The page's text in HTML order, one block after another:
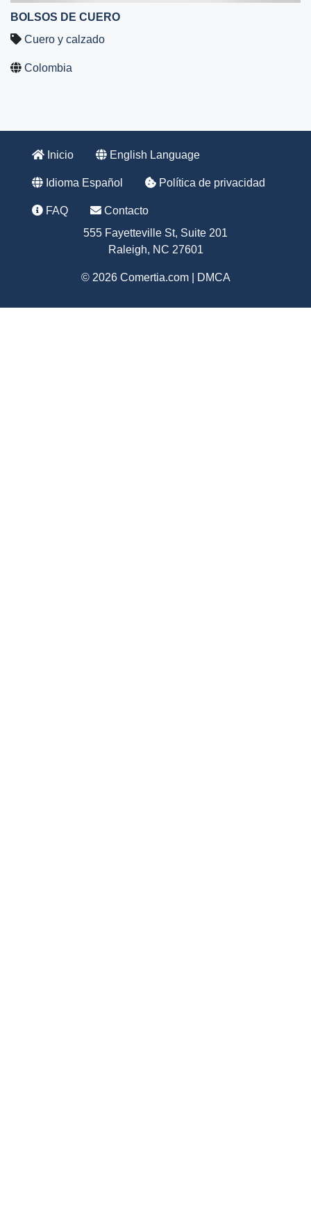
BOLSOS DE CUERO
Cuero y calzado
Colombia
Inicio English Language
Idioma Español Política de privacidad
FAQ
Contacto
555 Fayetteville St, Suite 201
Raleigh, NC 27601
© 2026 Comertia.com | DMCA